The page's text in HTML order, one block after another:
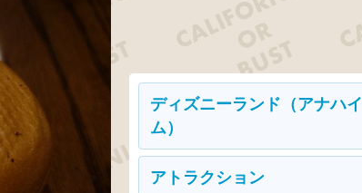
ディズニーランド（アナハイ
ム）
アトラクション